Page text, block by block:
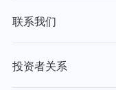
联系我们
投资者关系